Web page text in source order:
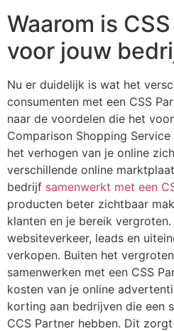
Waarom is
voor jouw
Nu er duidelijk is wat het
consumenten met een CSS
naar de voordelen die het
Comparison Shopping
het verhogen van je online
verschillende online
bedrijf samenwerkt met een
producten beter zichtbaar
klanten en je bereik
websiteverkeer, leads en
verkopen. Buiten het
samenwerken met een CSS
kosten van je online
korting aan bedrijven die een
CCS Partner hebben. Dit